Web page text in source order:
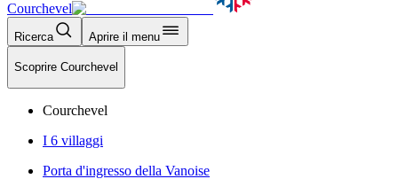
Courchevel
Ricerca Aprire il menu
Scoprire Courchevel
Courchevel
I 6 villaggi
Porta d'ingresso della Vanoise